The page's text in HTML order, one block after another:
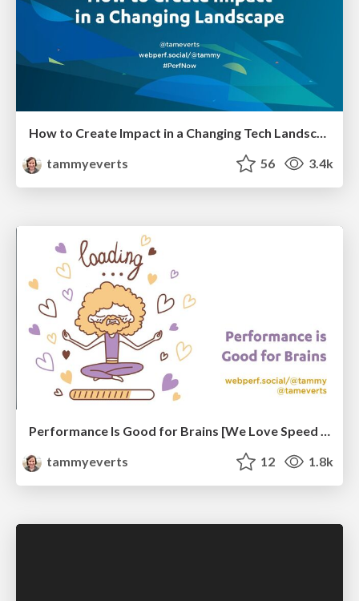
How to Create Impact in a Changing Tech Landscape [PerfNow 2023]
tammyeverts
56 3.4k
Performance Is Good for Brains [We Love Speed 2024]
tammyeverts
12 1.8k